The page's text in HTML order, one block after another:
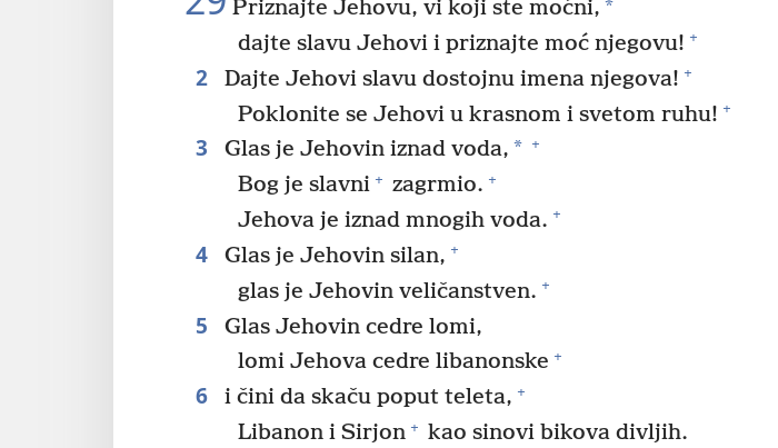
Priznajte Jehovu, vi koji ste moćni, *
dajte slavu Jehovi i priznajte moć njegovu! +
2 Dajte Jehovi slavu dostojnu imena njegova! +
Poklonite se Jehovi u krasnom i svetom ruhu! +
3 Glas je Jehovin iznad voda, * +
Bog je slavni + zagrmio. +
Jehova je iznad mnogih voda. +
4 Glas je Jehovin silan, +
glas je Jehovin veličanstven. +
5
Glas Jehovin cedre lomi,
lomi Jehova cedre libanonske +
6 i čini da skaču poput teleta, +
Libanon i Sirjon + kao sinovi bikova divljih.